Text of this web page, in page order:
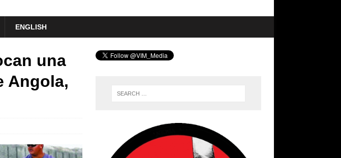
ENGLISH
una
Angola,